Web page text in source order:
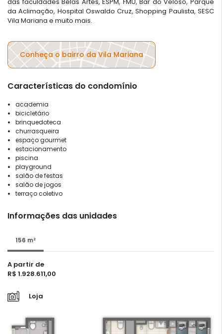
da Aclimação, Hospital Oswaldo Cruz, Shopping Paulista, SESC
Vila Mariana e muito mais.
Conheça o bairro da Vila Mariana
Características do condomínio
academia
bicicletário
brinquedoteca
churrasqueira
espaço gourmet
estacionamento
piscina
playground
salão de festas
salão de jogos
terraço coletivo
Informações das unidades
156 m²
A partir de
R$ 1.928.611,00
Loja